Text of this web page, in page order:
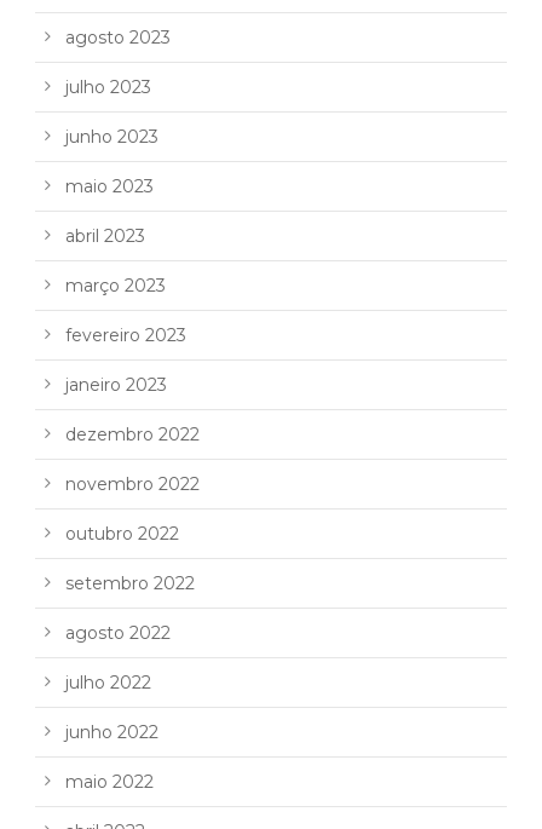
agosto 2023
julho 2023
junho 2023
maio 2023
abril 2023
março 2023
fevereiro 2023
janeiro 2023
dezembro 2022
novembro 2022
outubro 2022
setembro 2022
agosto 2022
julho 2022
junho 2022
maio 2022